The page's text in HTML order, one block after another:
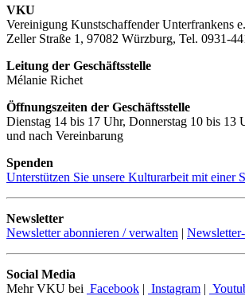
VKU
Vereinigung Kunstschaffender Unterfrankens
Zeller Straße 1, 97082 Würzburg, Tel. 0931-
Leitung der Geschäftsstelle
Mélanie Richet
Öffnungszeiten der Geschäftsstelle
Dienstag 14 bis 17 Uhr, Donnerstag 10 bis 13
und nach Vereinbarung
Spenden
Unterstützen Sie unsere Kulturarbeit mit einer
Newsletter
Newsletter abonnieren / verwalten |
Social Media
Mehr VKU bei Facebook | Instagram |